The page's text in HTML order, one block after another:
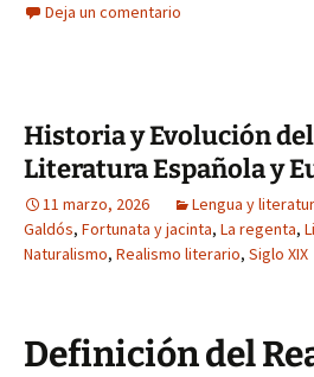
Deja un comentario
Historia y Evolución
Literatura Española y
11 marzo, 2026 Lengua y
Galdós, Fortunata y jacinta, La regenta,
Naturalismo, Realismo literario, Siglo XIX
Definición del